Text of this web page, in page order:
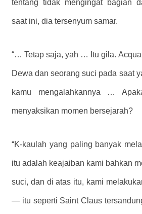
tentang tidak mengingat bagian
saat ini, dia tersenyum samar.
“… Tetap saja, yah … Itu gila.
Dewa dan seorang suci pada saat
kamu mengalahkannya …
menyaksikan momen bersejarah?
“K-kaulah yang paling banyak
itu adalah keajaiban kami bahkan
suci, dan di atas itu, kami
— itu seperti Saint Claus